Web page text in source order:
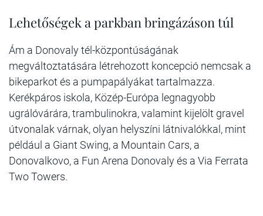
Lehetőségek a parkban bringázáson túl
Ám a Donovaly tél-központúságának
megváltoztatására létrehozott koncepció nemcsak a
bikeparkot és a pumpapályákat tartalmazza.
Kerékpáros iskola, Közép-Európa legnagyobb
ugrálóvárára, trambulinokra, valamint kijelölt gravel
útvonalak várnak, olyan helyszíni látnivalókkal, mint
például a Giant Swing, a Mountain Cars, a
Donovalkovo, a Fun Arena Donovaly és a Via Ferrata
Two Towers.